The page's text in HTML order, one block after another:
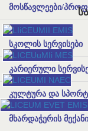
მოსწავლეები/
სკოლის სერვისები
კარიერული
კულტურა და
მხარდაჭერის